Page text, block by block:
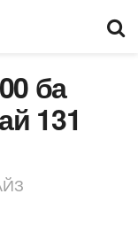
ба
131